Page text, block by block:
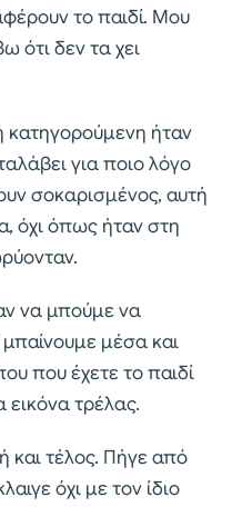
το παιδί. Μου
ότι δεν τα χει
κατηγορούμενη ήταν
για ποιο λόγο
σοκαρισμένος, αυτή
όχι όπως ήταν στη
να μπούμε να
μέσα και
που έχετε το παιδί
εικόνα τρέλας.
και τέλος. Πήγε από
όχι με τον ίδιο